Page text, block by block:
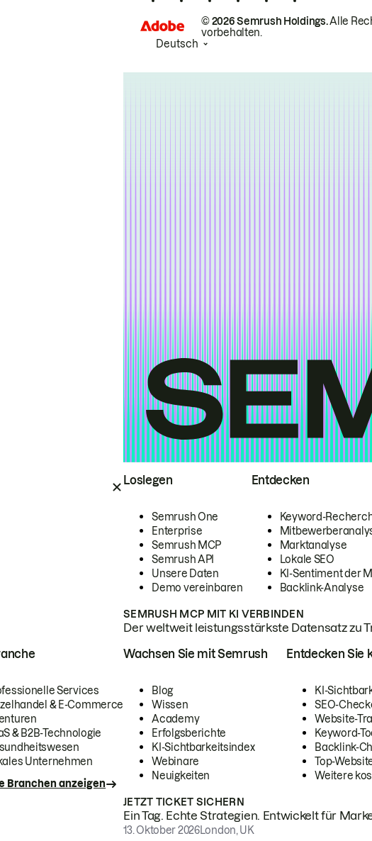
Loslegen
Semrush One
Enterprise
Semrush MCP
Semrush API
Unsere Daten
Demo vereinbaren
Entdecken
Keyword-
Marktanalyse
Lokale SEO
KI-Sentiment der
Backlink-Analyse
SEMRUSH MCP MIT KI VERBINDEN
Der weltweit leistungsstärkste Datensatz zu
Services
& E-Commerce
& B2B-Technologie
Unternehmen
Branchen anzeigen
Wachsen Sie mit Semrush
Blog
Wissen
Academy
Erfolgsberichte
KI-Sichtbarkeitsindex
Webinare
Neuigkeiten
Entdecken Sie
KI-
SEO-
Website-
Keyword-
Backlink-
Top-
Weitere
JETZT TICKET SICHERN
Ein Tag. Echte Strategien. Entwickelt für
13. Oktober 2026London, UK
© 2026 Semrush Holdings.Alle
vorbehalten.
Deutsch